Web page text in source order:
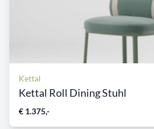
Kettal
Kettal Roll Dining Stuhl
€ 1.375,-